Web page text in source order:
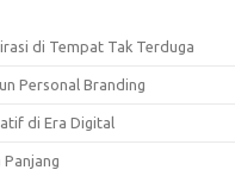
di Tempat Tak Terduga
Personal Branding
di Era Digital